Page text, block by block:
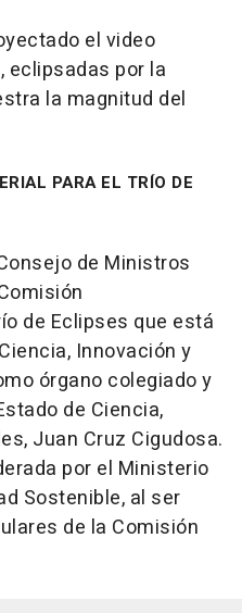
el video
eclipsadas por la
la magnitud del
PARA EL TRÍO DE
de Ministros
de Eclipses que está
Innovación y
órgano colegiado y
de Ciencia,
Juan Cruz Cigudosa.
por el Ministerio
Sostenible, al ser
de la Comisión